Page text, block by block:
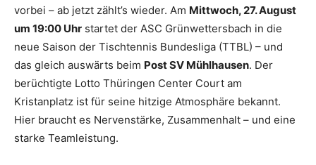
vorbei – ab jetzt zählt’s wieder. Am Mittwoch, 27. August
um 19:00 Uhr startet der ASC Grünwettersbach in die
neue Saison der Tischtennis Bundesliga (TTBL) – und
das gleich auswärts beim Post SV Mühlhausen. Der
berüchtigte Lotto Thüringen Center Court am
Kristanplatz ist für seine hitzige Atmosphäre bekannt.
Hier braucht es Nervenstärke, Zusammenhalt – und eine
starke Teamleistung.